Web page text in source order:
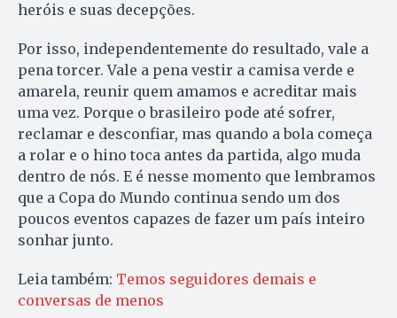
heróis e suas decepções.
Por isso, independentemente do resultado, vale a
pena torcer. Vale a pena vestir a camisa verde e
amarela, reunir quem amamos e acreditar mais
uma vez. Porque o brasileiro pode até sofrer,
reclamar e desconfiar, mas quando a bola começa
a rolar e o hino toca antes da partida, algo muda
dentro de nós. E é nesse momento que lembramos
que a Copa do Mundo continua sendo um dos
poucos eventos capazes de fazer um país inteiro
sonhar junto.
Leia também: Temos seguidores demais e
conversas de menos